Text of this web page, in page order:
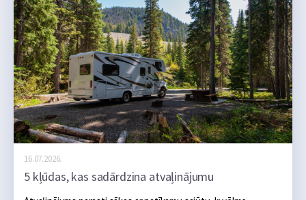
16.07.2026.
5 kļūdas, kas sadārdzina atvaļinājumu